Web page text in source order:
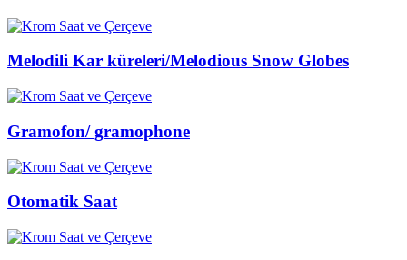
Melodili Kar küreleri/Melodious Snow Globes
Gramofon/ gramophone
Otomatik Saat